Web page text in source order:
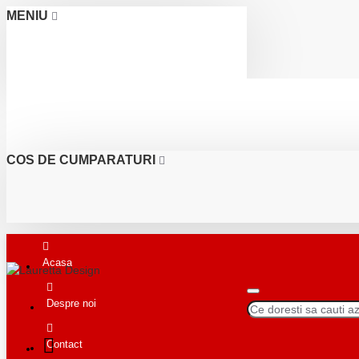
MENIU
COS DE CUMPARATURI
Acasa
Despre noi
Contact